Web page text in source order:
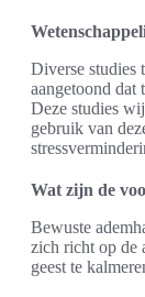
Diverse studies
aangetoond dat
Deze studies
gebruik van
Wat zijn de
Bewuste
zich richt op de
geest te